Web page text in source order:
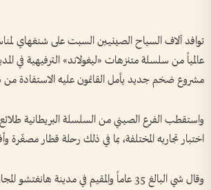
توافد آلاف السياح الصينيين السبت على شنغهاي
عالمياً من سلسلة متنزهات «ليغولاند» الترفيهية في
مشروع ضخم جديد يأمل القائمون عليه الاستفادة من
واستقطب الفرع الصيني من السلسلة البريطانية طلائع
اختبار تجاربه المختلفة، بما في ذلك رحلة قطار مصغّرة
وقال شي البالغ 35 عاماً والمقيم في مدينة